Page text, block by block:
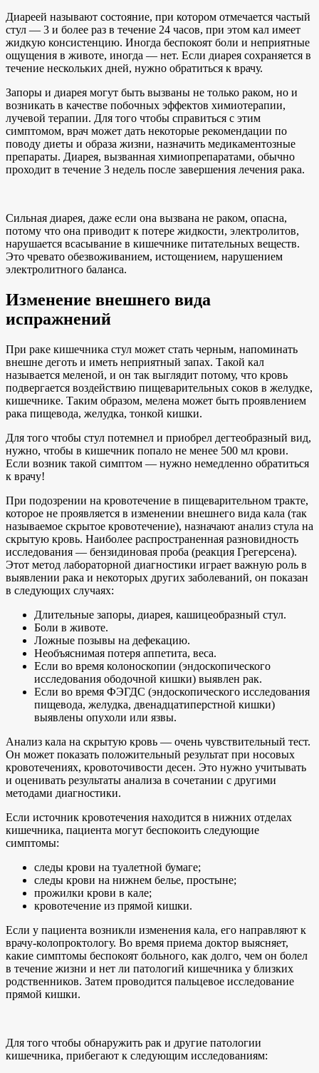
Диареей называют состояние, при котором отмечается частый
стул — 3 и более раз в течение 24 часов, при этом кал имеет
жидкую консистенцию. Иногда беспокоят боли и неприятные
ощущения в животе, иногда — нет. Если диарея сохраняется в
течение нескольких дней, нужно обратиться к врачу.
Запоры и диарея могут быть вызваны не только раком, но и
возникать в качестве побочных эффектов химиотерапии,
лучевой терапии. Для того чтобы справиться с этим
симптомом, врач может дать некоторые рекомендации по
поводу диеты и образа жизни, назначить медикаментозные
препараты. Диарея, вызванная химиопрепаратами, обычно
проходит в течение 3 недель после завершения лечения рака.
Сильная диарея, даже если она вызвана не раком, опасна,
потому что она приводит к потере жидкости, электролитов,
нарушается всасывание в кишечнике питательных веществ.
Это чревато обезвоживанием, истощением, нарушением
электролитного баланса.
Изменение внешнего вида
испражнений
При раке кишечника стул может стать черным, напоминать
внешне деготь и иметь неприятный запах. Такой кал
называется меленой, и он так выглядит потому, что кровь
подвергается воздействию пищеварительных соков в желудке,
кишечнике. Таким образом, мелена может быть проявлением
рака пищевода, желудка, тонкой кишки.
Для того чтобы стул потемнел и приобрел дегтеобразный вид,
нужно, чтобы в кишечник попало не менее 500 мл крови.
Если возник такой симптом — нужно немедленно обратиться
к врачу!
При подозрении на кровотечение в пищеварительном тракте,
которое не проявляется в изменении внешнего вида кала (так
называемое скрытое кровотечение), назначают анализ стула на
скрытую кровь. Наиболее распространенная разновидность
исследования — бензидиновая проба (реакция Грегерсена).
Этот метод лабораторной диагностики играет важную роль в
выявлении рака и некоторых других заболеваний, он показан
в следующих случаях:
Длительные запоры, диарея, кашицеобразный стул.
Боли в животе.
Ложные позывы на дефекацию.
Необъяснимая потеря аппетита, веса.
Если во время колоноскопии (эндоскопического
исследования ободочной кишки) выявлен рак.
Если во время ФЭГДС (эндоскопического исследования
пищевода, желудка, двенадцатиперстной кишки)
выявлены опухоли или язвы.
Анализ кала на скрытую кровь — очень чувствительный тест.
Он может показать положительный результат при носовых
кровотечениях, кровоточивости десен. Это нужно учитывать
и оценивать результаты анализа в сочетании с другими
методами диагностики.
Если источник кровотечения находится в нижних отделах
кишечника, пациента могут беспокоить следующие
симптомы:
следы крови на туалетной бумаге;
следы крови на нижнем белье, простыне;
прожилки крови в кале;
кровотечение из прямой кишки.
Если у пациента возникли изменения кала, его направляют к
врачу-колопроктологу. Во время приема доктор выясняет,
какие симптомы беспокоят больного, как долго, чем он болел
в течение жизни и нет ли патологий кишечника у близких
родственников. Затем проводится пальцевое исследование
прямой кишки.
Для того чтобы обнаружить рак и другие патологии
кишечника, прибегают к следующим исследованиям: